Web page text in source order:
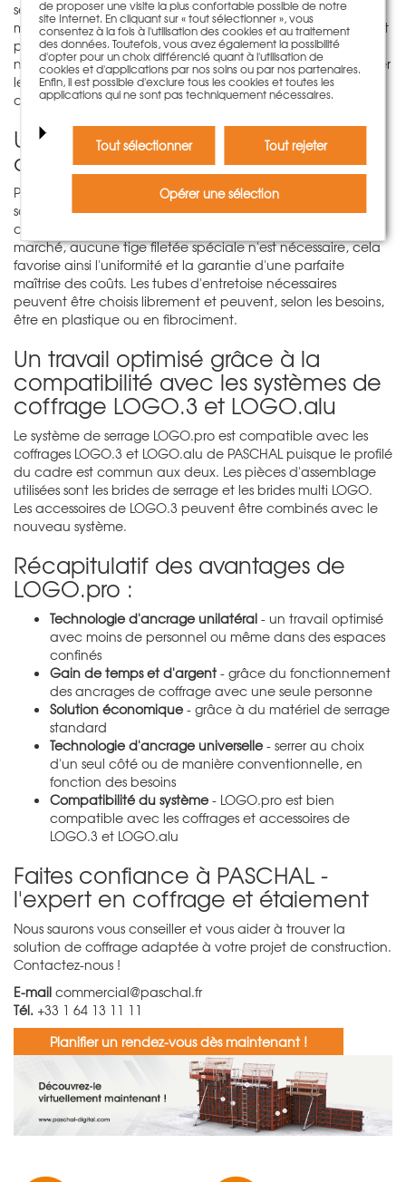
seule personne - ce qui signifie qu'un travail optimisé avec
moins de personnel ou même dans des espaces confinés est
possible sans aucun problème. L'atout majeur de ce
nouveau système réside dans le fait qu'il est possible d'utiliser
les tiges au choix d'un seul côté ou de manière
conventionnelle, en fonction des besoins.
Une solution économique grâce à
du matériel de serrage standard
PASCHAL compte sur le matériel de serrage standard pour
son système de tige manœuvrable d'un seul côté. En
comparaison avec les autres solutions disponibles sur le
marché, aucune tige filetée spéciale n'est nécessaire, cela
favorise ainsi l'uniformité et la garantie d'une parfaite
maîtrise des coûts. Les tubes d'entretoise nécessaires
peuvent être choisis librement et peuvent, selon les besoins,
être en plastique ou en fibrociment.
Un travail optimisé grâce à la
compatibilité avec les systèmes de
coffrage LOGO.3 et LOGO.alu
Le système de serrage LOGO.pro est compatible avec les
coffrages LOGO.3 et LOGO.alu de PASCHAL puisque le profilé
du cadre est commun aux deux. Les pièces d'assemblage
utilisées sont les brides de serrage et les brides multi LOGO.
Les accessoires de LOGO.3 peuvent être combinés avec le
nouveau système.
Récapitulatif des avantages de
LOGO.pro :
Technologie d'ancrage unilatéral - un travail optimisé
avec moins de personnel ou même dans des espaces
confinés
Gain de temps et d'argent- grâce du fonctionnement
des ancrages de coffrage avec une seule personne
Solution économique - grâce à du matériel de serrage
standard
Technologie d'ancrage universelle - serrer au choix
d'un seul côté ou de manière conventionnelle, en
fonction des besoins
Compatibilité du système - LOGO.pro est bien
compatible avec les coffrages et accessoires de
LOGO.3 et LOGO.alu
Faites confiance à PASCHAL -
l'expert en coffrage et étaiement
Nous saurons vous conseiller et vous aider à trouver la
solution de coffrage adaptée à votre projet de construction.
Contactez-nous !
E-mail commercial@paschal.fr
Tél. +33 1 64 13 11 11
Planifier un rendez-vous dès maintenant !
de proposer une visite la plus confortable possible de notre
site Internet. En cliquant sur « tout sélectionner », vous
consentez à la fois à l'utilisation des cookies et au traitement
des données. Toutefois, vous avez également la possibilité
d'opter pour un choix différencié quant à l'utilisation de
cookies et d'applications par nos soins ou par nos partenaires.
Enfin, il est possible d'exclure tous les cookies et toutes les
applications qui ne sont pas techniquement nécessaires.
Tout sélectionner Tout rejeter
Opérer une sélection